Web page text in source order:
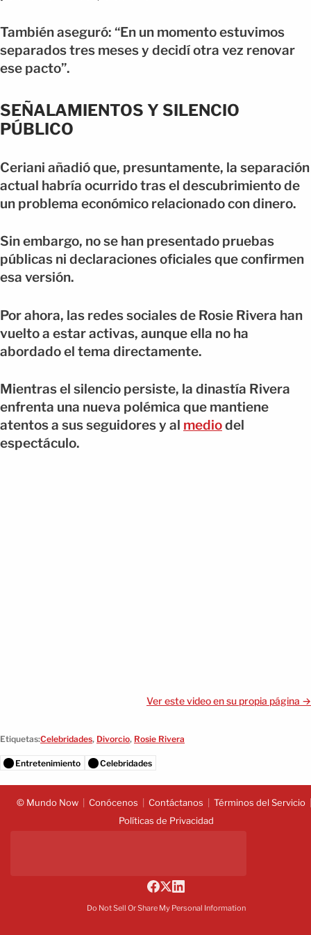
También aseguró: “En un momento estuvimos
separados tres meses y decidí otra vez renovar
ese pacto”.
SEÑALAMIENTOS Y SILENCIO
PÚBLICO
Ceriani añadió que, presuntamente, la separación
actual habría ocurrido tras el descubrimiento de
un problema económico relacionado con dinero.
Sin embargo, no se han presentado pruebas
públicas ni declaraciones oficiales que confirmen
esa versión.
Por ahora, las redes sociales de Rosie Rivera han
vuelto a estar activas, aunque ella no ha
abordado el tema directamente.
Mientras el silencio persiste, la dinastía Rivera
enfrenta una nueva polémica que mantiene
atentos a sus seguidores y al mediodel
espectáculo.
Ver este video en su propia página →
Etiquetas:Celebridades, Divorcio, Rosie Rivera
Entretenimiento Celebridades
© Mundo Now Conócenos Contáctanos
Términos del Servicio
Políticas de Privacidad
Do Not Sell Or Share My Personal Information